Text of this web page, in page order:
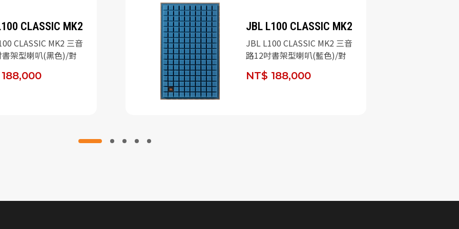
CLASSIC MK2
CLASSIC MK2 三音
架型喇叭(黑色)/對
JBL L100 CLASSIC MK2
JBL L100 CLASSIC MK2 三音
路12吋書架型喇叭(藍色)/對
NT$ 188,000